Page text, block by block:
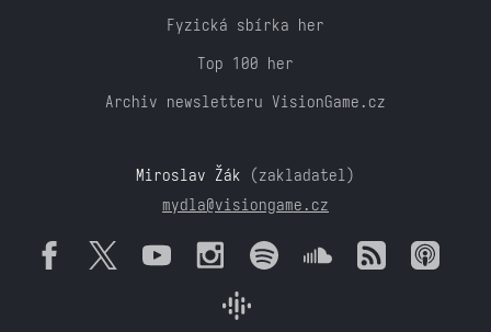
Fyzická sbírka her
Top 100 her
Archiv newsletteru VisionGame.cz
Miroslav Žák (zakladatel)
mydla@visiongame.cz